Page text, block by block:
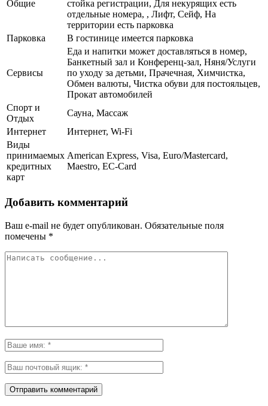
Общие
стойка регистрации, Для некурящих есть
отдельные номера, , Лифт, Сейф, На
территории есть парковка
Парковка
В гостинице имеется парковка
Сервисы
Еда и напитки может доставляться в номер,
Банкетный зал и Конференц-зал, Няня/Услуги
по уходу за детьми, Прачечная, Химчистка,
Обмен валюты, Чистка обуви для постояльцев,
Прокат автомобилей
Спорт и
Отдых
Сауна, Массаж
Интернет
Интернет, Wi-Fi
Виды
принимаемых
кредитных
карт
American Express, Visa, Euro/Mastercard,
Maestro, EC-Card
Добавить комментарий
Ваш e-mail не будет опубликован. Обязательные поля
помечены *